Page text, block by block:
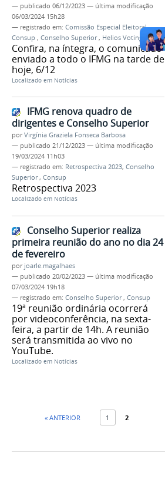
— publicado 06/12/2023 — última modificação
06/03/2024 15h28
— registrado em: Comissão Especial Eleitoral,
Consup , Conselho Superior, Helios Voting
Confira, na íntegra, o comunicado
enviado a todo o IFMG na tarde de
hoje, 6/12
Localizado em Notícias
IFMG renova quadro de
dirigentes e Conselho Superior
porVirgínia Graziela Fonseca Barbosa
— publicado 21/12/2023 — última modificação
19/03/2024 11h03
— registrado em: Retrospectiva 2023, Conselho
Superior, Consup
Retrospectiva 2023
Localizado em Notícias
Conselho Superior realiza
primeira reunião do ano no dia 24
de fevereiro
por joarle.magalhaes
— publicado 20/02/2023 — última modificação
07/03/2024 19h18
— registrado em: Conselho Superior, Consup
19ª reunião ordinária ocorrerá
por videoconferência, na sexta-
feira, a partir de 14h. A reunião
será transmitida ao vivo no
YouTube.
Localizado em Notícias
« ANTERIOR 1 2